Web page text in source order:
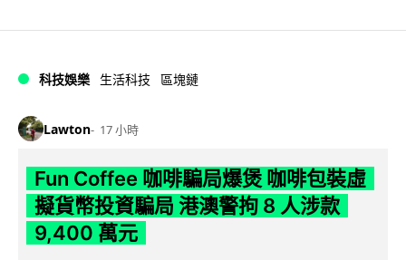
科技娛樂 生活科技 區塊鏈
Lawton 17 小時
Fun Coffee 咖啡騙局爆煲 咖啡包裝虛
擬貨幣投資騙局 港澳警拘 8 人涉款
9,400 萬元